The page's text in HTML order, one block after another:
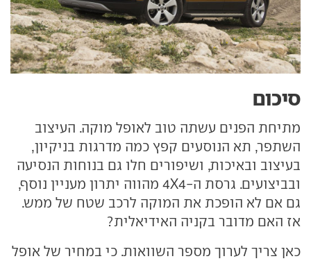
סיכום
מתיחת הפנים עשתה טוב לאופל מוקה. העיצוב
השתפר, תא הנוסעים קפץ כמה מדרגות בניקיון,
בעיצוב ובאיכות, ושיפורים חלו גם בנוחות הנסיעה
ובביצועים. גרסת ה-4X4 מהווה יתרון מעניין נוסף,
גם אם לא הופכת את המוקה לרכב שטח של ממש.
אז האם מדובר בקניה האידיאלית?
כאן צריך לערוך מספר השוואות. כי במחיר של אופל